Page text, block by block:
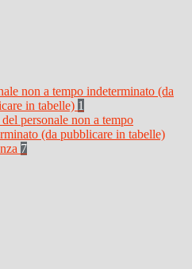
non a tempo indeterminato (da
in tabelle) 1
personale non a tempo
(da pubblicare in tabelle)
7